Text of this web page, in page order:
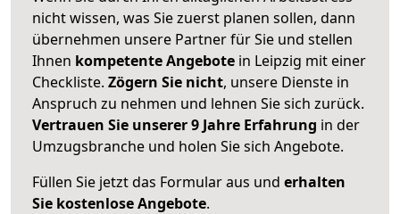
nicht wissen, was Sie zuerst planen sollen, dann
übernehmen unsere Partner für Sie und stellen
Ihnen kompetente Angebote in Leipzig mit einer
Checkliste. Zögern Sie nicht, unsere Dienste in
Anspruch zu nehmen und lehnen Sie sich zurück.
Vertrauen Sie unserer 9 Jahre Erfahrung in der
Umzugsbranche und holen Sie sich Angebote.
Füllen Sie jetzt das Formular aus und erhalten
Sie kostenlose Angebote.